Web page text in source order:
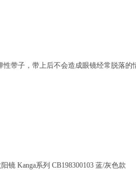
带子，带上后不会造成眼镜经常脱落
镜 Kanga系列 CB198300103 蓝/灰色款